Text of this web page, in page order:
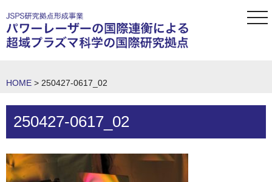
HOME > 250427-0617_02
250427-0617_02